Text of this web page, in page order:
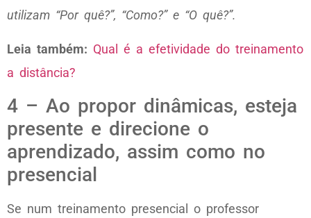
utilizam “Por quê?”, “Como?” e “O quê?”.
Leia também: Qual é a efetividade do treinamento
a distância?
4 – Ao propor dinâmicas, esteja
presente e direcione o
aprendizado, assim como no
presencial
Se num treinamento presencial o professor